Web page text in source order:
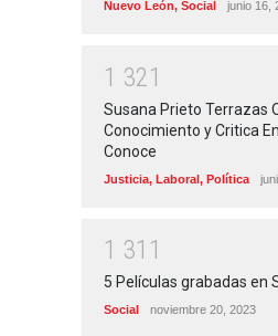
Nuevo León, Social junio 16,
1 321
Susana Prieto Terrazas
Conocimiento y Critica
Conoce
Justicia, Laboral, Política
1 31 1
5 Películas grabadas en
Social noviembre 20, 2023